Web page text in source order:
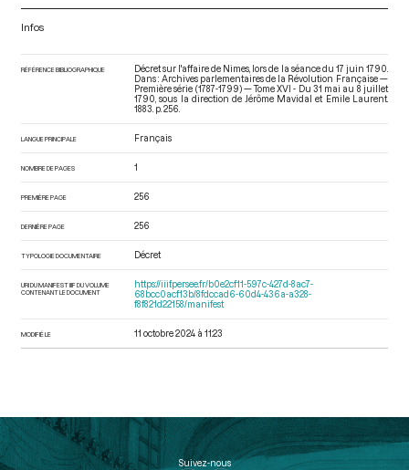
Infos
RÉFÉRENCE BIBLIOGRAPHIQUE
Décret sur l'affaire de Nimes, lors de la séance du 17 juin 1790.
Dans : Archives parlementaires de la Révolution Française —
Première série (1787-1799) — Tome XVI - Du 31 mai au 8 juillet
1790 , sous la direction de Jérôme Mavidal et Emile Laurent.
1883. p. 256.
LANGUE PRINCIPALE Français
NOMBRE DE PAGES 1
PREMIÈRE PAGE 256
DERNIÈRE PAGE 256
TYPOLOGIE DOCUMENTAIRE Décret
URI DU MANIFEST IIIF DU VOLUME
CONTENANT LE DOCUMENT
https://iiif.persee.fr/b0e2cf11-597c-427d-8ac7-
68bcc0acf13b/8fdccad6-60d4-436a-a328-
f8f821d22158/manifest
MODIFIÉ LE 11 octobre 2024 à 11:23
Suivez-nous